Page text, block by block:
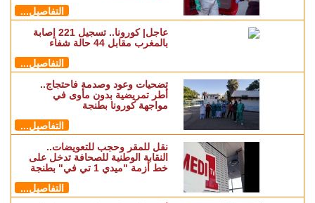
التفاصيل...
عاجل| كورونا.. تسجيل 221 إصابة
بالمغرب مقابل 44 حالة شفاء
التفاصيل...
تضحيات وعود وصدمة فاحتجاج..
أطر تمريضية بدون مأوى في
مواجهة كورونا بطنجة
التفاصيل...
نقل للمقر وحجب للتعويضات..
النقابة الوطنية للصحافة تدخل على
خط أزمة "ميدي 1 تي في" بطنجة
التفاصيل...